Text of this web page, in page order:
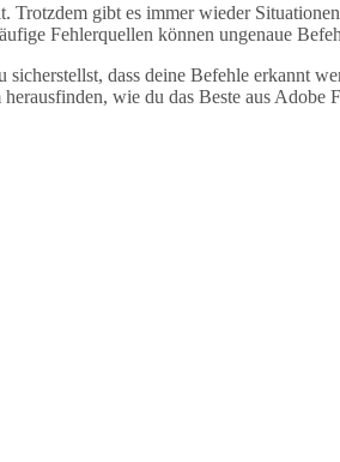
gibt es immer wieder
Fehlerquellen können ungenaue
dass deine Befehle erkannt
wie du das Beste aus Adobe